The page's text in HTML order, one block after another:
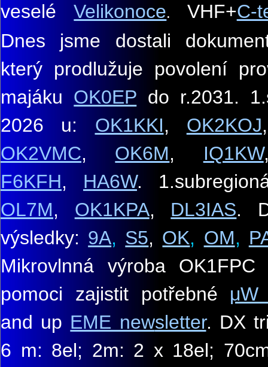
veseléVelikonoce. VHF+C-
Dnes jsme dostali
který prodlužuje povolení
majáku OK0EP do r.2031. 1.
2026 u: OK1KKI, OK2KOJ
OK2VMC, OK6M, IQ1KW
F6KFH, HA6W. 1.
OL7M, OK1KPA, DL3IAS.
výsledky: 9A, S5, OK, OM,
Mikrovlnná výroba
pomoci zajistit potřebné
and up EME newsletter. DX
6 m: 8el; 2m: 2 x 18el;